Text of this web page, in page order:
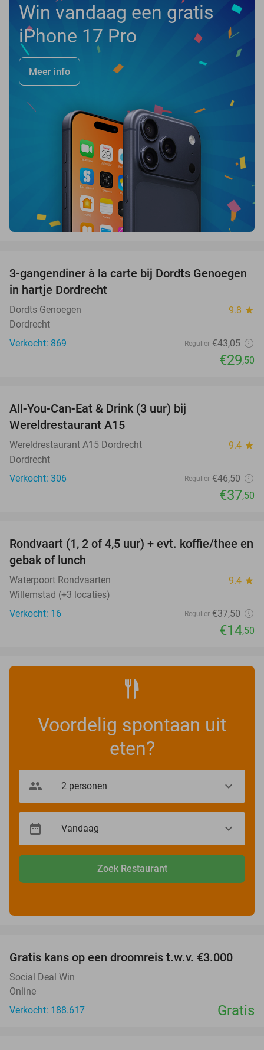
Win vandaag een gratis
iPhone 17 Pro
Meer info
31%
3-gangendiner à la carte bij Dordts Genoegen
in hartje Dordrecht
Dordts Genoegen 9.8 star
Dordrecht
Verkocht: 869
Regulier €43,05
€29,50
All-You-Can-Eat & Drink (3 uur) bij
Wereldrestaurant A15
Wereldrestaurant A15 Dordrecht 9.4 star
Dordrecht
Verkocht: 306
Regulier €46,50
€37,50
61%
TODAY
Rondvaart (1, 2 of 4,5 uur) + evt. koffie/thee en
gebak of lunch
Waterpoort Rondvaarten 9.4 star
Willemstad (+3 locaties)
Verkocht: 16
Regulier €37,50
€14,50
Voordelig spontaan uit
eten?
Zoek Restaurant
Gratis kans op een droomreis t.w.v. €3.000
Social Deal Win
Online
Verkocht: 188.617
Gratis